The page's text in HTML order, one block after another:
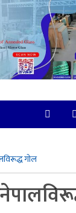
गोल